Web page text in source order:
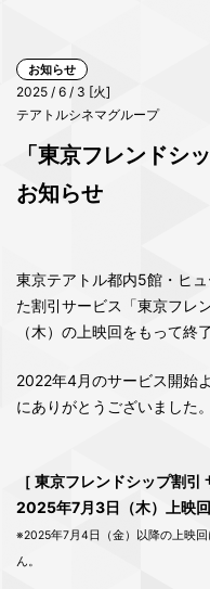
お知らせ
2025 / 6 / 3 [火]
テアトルシネマグループ
「東京フレンドシ
お知らせ
東京テアトル都内5館・ヒ
た割引サービス「東京フレ
（木）の上映回をもって終
2022年4月のサービス開始
にありがとうございました。
［ 東京フレンドシップ割引
2025年7月3日（木）上映
※2025年7月4日（金）以降の上映
ん。